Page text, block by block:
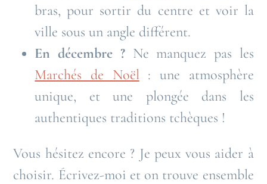
bras, pour sortir du centre et voir la
ville sous un angle différent.
En décembre ?Ne manquez pas les
Marchés de Noël : une atmosphère
unique, et une plongée dans les
authentiques traditions tchèques !
Vous hésitez encore ? Je peux vous aider à
choisir. Écrivez-moi et on trouve ensemble